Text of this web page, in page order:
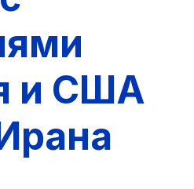
и США